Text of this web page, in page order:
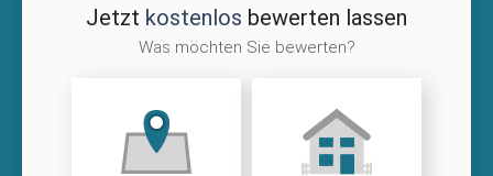
Jetzt kostenlos bewerten lassen
Was möchten Sie bewerten?